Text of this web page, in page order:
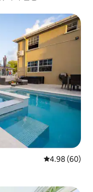
평점 4.98점(5
4.98 (60)